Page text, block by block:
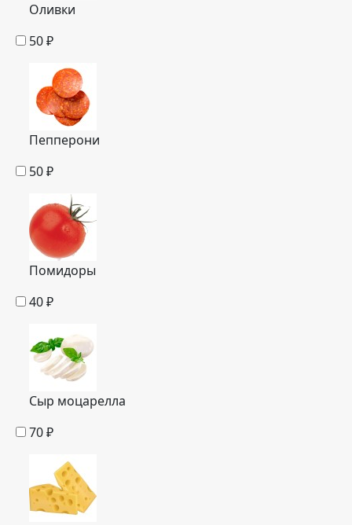
Оливки
50₽
Пепперони
50₽
Помидоры
40₽
Сыр моцарелла
70₽